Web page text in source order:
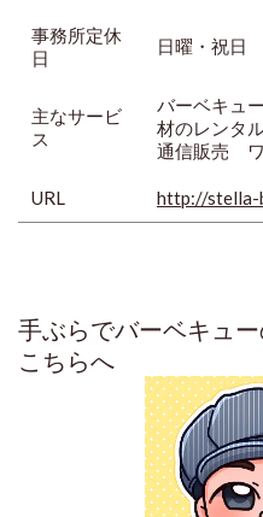
事務所定休
日
日曜・祝日
主なサービ
ス
バーベキュ
材のレンタ
通信販売
URL http://stella-
手ぶらでバーベキュ
こちらへ